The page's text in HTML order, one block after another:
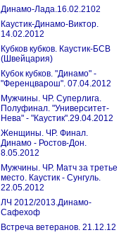
Динамо-Лада.16.02.2102
Каустик-Динамо-Виктор.
14.02.2012
Кубков кубков. Каустик-БСВ
(Швейцария)
Кубок кубков. "Динамо" -
"Ференцварош". 07.04.2012
Мужчины. ЧР. Суперлига.
Полуфинал. "Университет-
Нева" - "Каустик".29.04.2012
Женщины. ЧР. Финал.
Динамо - Ростов-Дон.
8.05.2012
Мужчины. ЧР. Матч за третье
место. Каустик - Сунгуль.
22.05.2012
ЛЧ 2012/2013.Динамо-
Сафехоф
Встреча ветеранов. 21.12.12